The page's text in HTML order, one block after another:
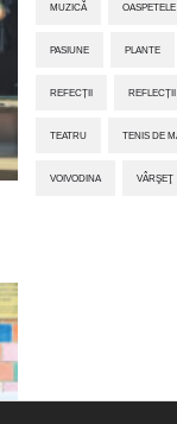
MUZICĂ
PASIUNE PLANTE
REFECȚII REFLECȚII
TEATRU TENIS DE
VOIVODINA VÂRŞEŢ